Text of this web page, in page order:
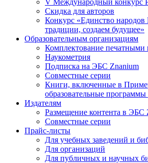
V Международный
Скидка для авторов
Конкурс «Единство народов
традиции, создаем будущее»
Образовательным организациям
Комплектование печатными
Наукометрия
Подписка на ЭБС Znanium
Совместные серии
Книги, включенные в
образовательные
Издателям
Размещение контента в ЭБС
Совместные серии
Прайс-листы
Для учебных заведений и
Для организаций
Для публичных и научных